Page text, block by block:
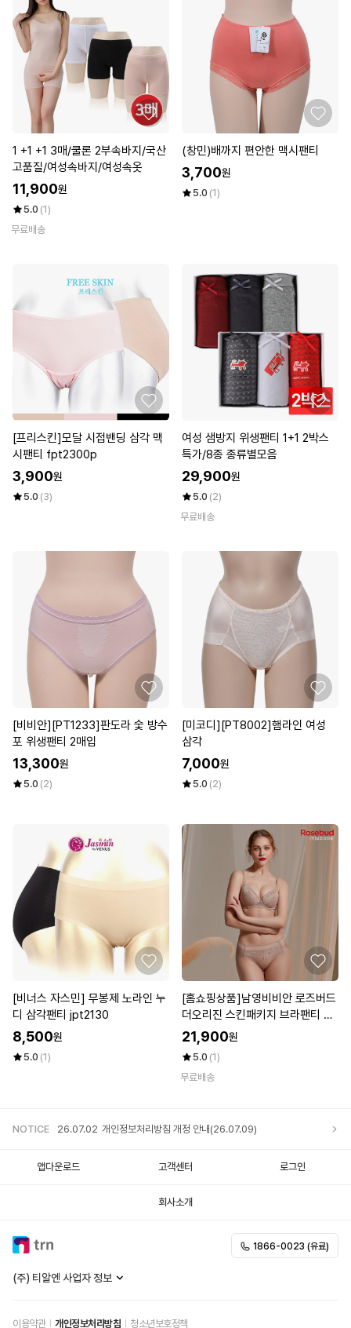
1 +1 +1 3매/쿨론 2부속바지/국산
고품질/여성속바지/여성속옷
11,900원
5.0 (1)
무료배송
(창민)배까지 편안한 맥시팬티
3,700원
5.0 (1)
[프리스킨]모달 시접밴딩 삼각 맥
시팬티 fpt2300p
3,900원
5.0 (3)
여성 샘방지 위생팬티 1+1 2박스
특가/8종 종류별모음
29,900원
5.0 (2)
무료배송
[비비안][PT1233]판도라 숯 방수
포 위생팬티 2매입
13,300원
5.0 (2)
[미코디][PT8002]햄라인 여성
삼각
7,000원
5.0 (2)
[비너스 자스민] 무봉제 노라인 누
디 삼각팬티 jpt2130
8,500원
5.0 (1)
[홈쇼핑상품]남영비비안 로즈버드
더오리진 스킨패키지 브라팬티 스
킨 2종
21,900원
5.0 (1)
무료배송
NOTICE 26.07.02 개인정보처리방침 개정 안내(26.07.09)
앱다운로드 고객센터 로그인
회사소개
(주) 티알엔 사업자 정보
이용약관 개인정보처리방침 청소년보호정책
1866-0023 (유료)